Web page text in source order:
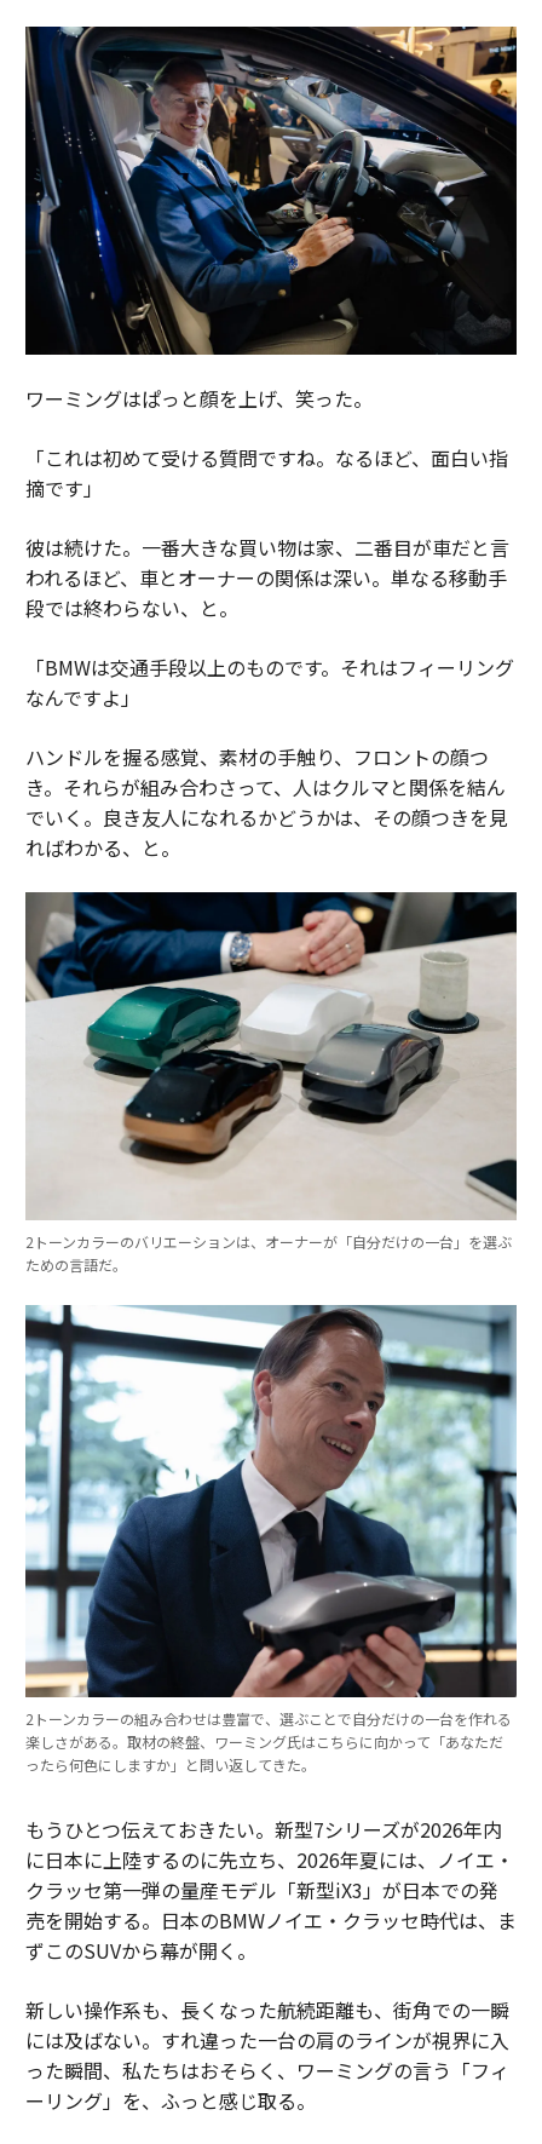
ワーミングはぱっと顔を上げ、笑った。
「これは初めて受ける質問ですね。なるほど、面白い指
摘です」
彼は続けた。一番大きな買い物は家、二番目が車だと言
われるほど、車とオーナーの関係は深い。単なる移動手
段では終わらない、と。
「BMWは交通手段以上のものです。それはフィーリング
なんですよ」
ハンドルを握る感覚、素材の手触り、フロントの顔つ
き。それらが組み合わさって、人はクルマと関係を結ん
でいく。良き友人になれるかどうかは、その顔つきを見
ればわかる、と。
2トーンカラーのバリエーションは、オーナーが「自分だけの一台」を選ぶ
ための言語だ。
2トーンカラーの組み合わせは豊富で、選ぶことで自分だけの一台を作れる
楽しさがある。取材の終盤、ワーミング氏はこちらに向かって「あなただ
ったら何色にしますか」と問い返してきた。
もうひとつ伝えておきたい。新型7シリーズが2026年内
に日本に上陸するのに先立ち、2026年夏には、ノイエ・
クラッセ第一弾の量産モデル「新型iX3」が日本での発
売を開始する。日本のBMWノイエ・クラッセ時代は、ま
ずこのSUVから幕が開く。
新しい操作系も、長くなった航続距離も、街角での一瞬
には及ばない。すれ違った一台の肩のラインが視界に入
った瞬間、私たちはおそらく、ワーミングの言う「フィ
ーリング」を、ふっと感じ取る。